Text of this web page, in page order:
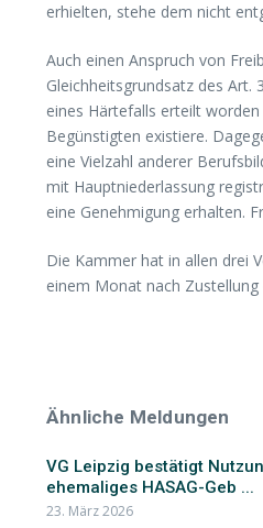
erhielten, stehe dem nicht
Auch einen Anspruch von
Gleichheitsgrundsatz des
eines Härtefalls erteilt
Begünstigten existiere.
eine Vielzahl anderer
mit Hauptniederlassung
eine Genehmigung erhalten.
Die Kammer hat in allen drei
einem Monat nach
Ähnliche Meldungen
VG Leipzig bestätigt
ehemaliges HASAG-Geb ...
23. März 2026